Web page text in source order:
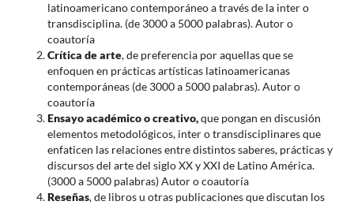
latinoamericano contemporáneo a través de la inter o
transdisciplina. (de 3000 a 5000 palabras). Autor o
coautoría
Crítica de arte, de preferencia por aquellas que se
enfoquen en prácticas artísticas latinoamericanas
contemporáneas (de 3000 a 5000 palabras). Autor o
coautoría
Ensayo académico o creativo,que pongan en discusión
elementos metodológicos, inter o transdisciplinares que
enfaticen las relaciones entre distintos saberes, prácticas y
discursos del arte del siglo XX y XXI de Latino América.
(3000 a 5000 palabras) Autor o coautoría
Reseñas, de libros u otras publicaciones que discutan los